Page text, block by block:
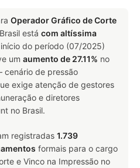
Operador Gráfico de Corte
está com altíssima
do período (07/2025)
um aumento de 27.11% no
de pressão
exige atenção de gestores
e diretores
no Brasil.
registradas 1.739
formais para o cargo
e Vinco na Impressão no